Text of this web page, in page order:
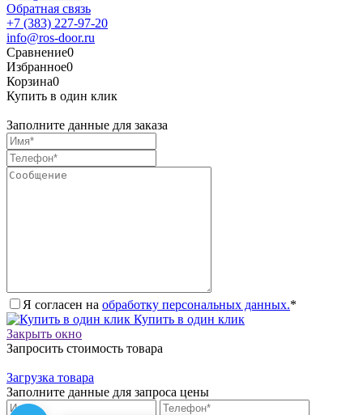
Обратная связь
+7 (383) 227-97-20
info@ros-door.ru
Сравнение0
Избранное0
Корзина0
Купить в один клик
Заполните данные для заказа
Я согласен на обработку персональных данных.*
Купить в один клик
Закрыть окно
Запросить стоимость товара
Загрузка товара
Заполните данные для запроса цены